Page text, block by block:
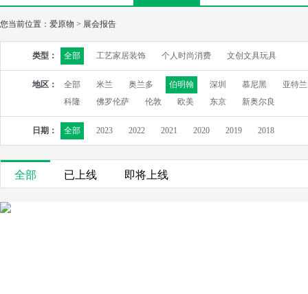
您当前位置： 爱原物 > 展会报告
类型： 全部 工艺家居装饰 个人时尚消费 文创文具玩具
地区： 全部 米兰 奥兰多 伯明翰 深圳 慕尼黑
亚特
科隆
佛罗伦萨 伦敦 欧美 东京 新奥尔良
日期： 全部 2023 2022 2021 2020 2019 2018
全部 已上线 即将上线